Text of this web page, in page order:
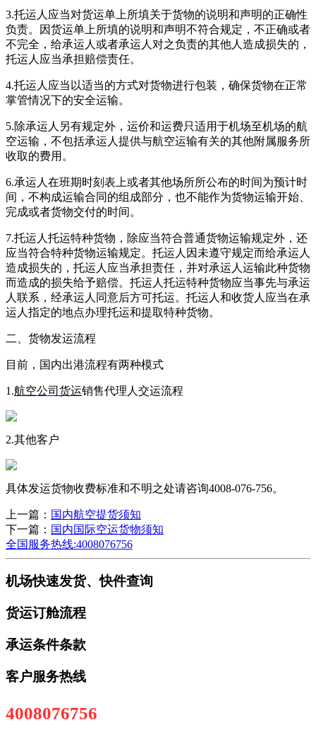
3.托运人应当对货运单上所填关于货物的说明和声明的正确性
负责。因货运单上所填的说明和声明不符合规定，不正确或者
不完全，给承运人或者承运人对之负责的其他人造成损失的，
托运人应当承担赔偿责任。
4.托运人应当以适当的方式对货物进行包装，确保货物在正常
掌管情况下的安全运输。
5.除承运人另有规定外，运价和运费只适用于机场至机场的航
空运输，不包括承运人提供与航空运输有关的其他附属服务所
收取的费用。
6.承运人在班期时刻表上或者其他场所所公布的时间为预计时
间，不构成运输合同的组成部分，也不能作为货物运输开始、
完成或者货物交付的时间。
7.托运人托运特种货物，除应当符合普通货物运输规定外，还
应当符合特种货物运输规定。托运人因未遵守规定而给承运人
造成损失的，托运人应当承担责任，并对承运人运输此种货物
而造成的损失给予赔偿。托运人托运特种货物应当事先与承运
人联系，经承运人同意后方可托运。托运人和收货人应当在承
运人指定的地点办理托运和提取特种货物。
二、货物发运流程
目前，国内出港流程有两种模式
1.航空公司货运销售代理人交运流程
2.其他客户
具体发运货物收费标准和不明之处请咨询4008-076-756。
上一篇： 国内航空提货须知
下一篇： 国内国际空运货物须知
全国服务热线:4008076756
机场快速发货、快件查询
货运订舱流程
承运条件条款
客户服务热线
4008076756